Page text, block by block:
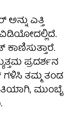
ಎತ್ತಿ
ವಿಡಿಯೋದಲ್ಲಿದೆ.
ಪ್ರದರ್ಶನ
ಗಳಿಸಿ ತಮ್ಮ ತಂಡ
ಮುಂಬೈ